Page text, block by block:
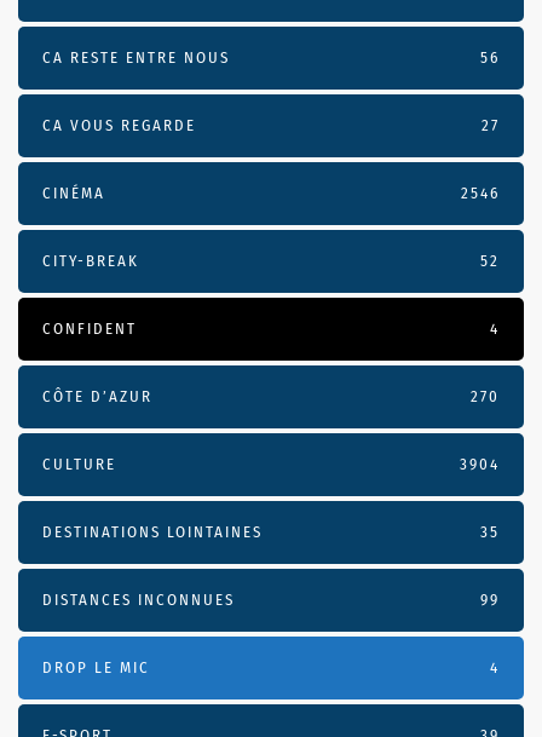
CA RESTE ENTRE NOUS 56
CA VOUS REGARDE 27
CINÉMA 2546
CITY-BREAK 52
CONFIDENT 4
CÔTE D’AZUR 270
CULTURE 3904
DESTINATIONS LOINTAINES 35
DISTANCES INCONNUES 99
DROP LE MIC 4